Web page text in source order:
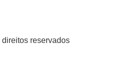
direitos reservados